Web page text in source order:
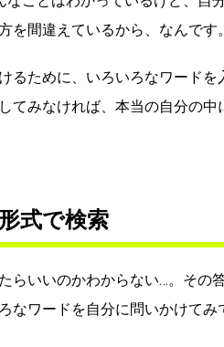
を間違えているから、なんです。
るために、いろいろなワード
てみなければ、本当の自分の
式で検索
らいいのかわからない…。その
なワードを自分に問いかけてみ